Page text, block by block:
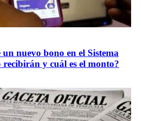
nuevo bono en el Sistema
y cuál es el monto?